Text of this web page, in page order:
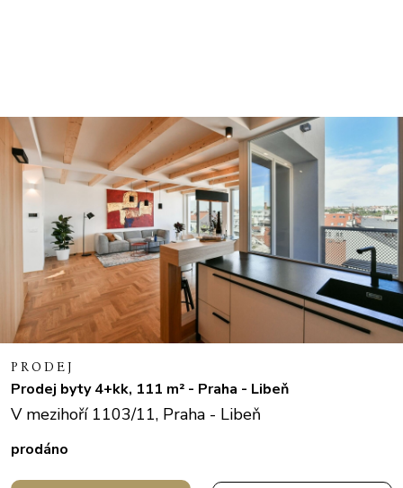
PRODEJ
Prodej byty 4+kk, 111 m² - Praha - Libeň
V mezihoří 1103/11, Praha - Libeň
prodáno